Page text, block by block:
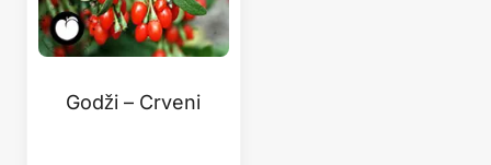
Godži – Crveni